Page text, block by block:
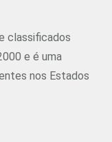
classificados
e é uma
nos Estados